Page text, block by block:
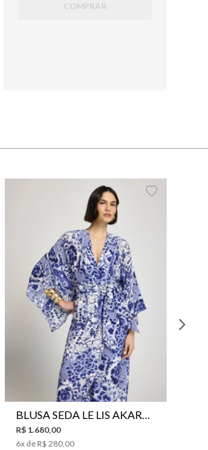
ADICIONAR
COMPRAR
36 38 40 42 44
BLUSA SEDA LE LIS AKARI FEMININA
R$ 1.680,00
6x de R$ 280,00